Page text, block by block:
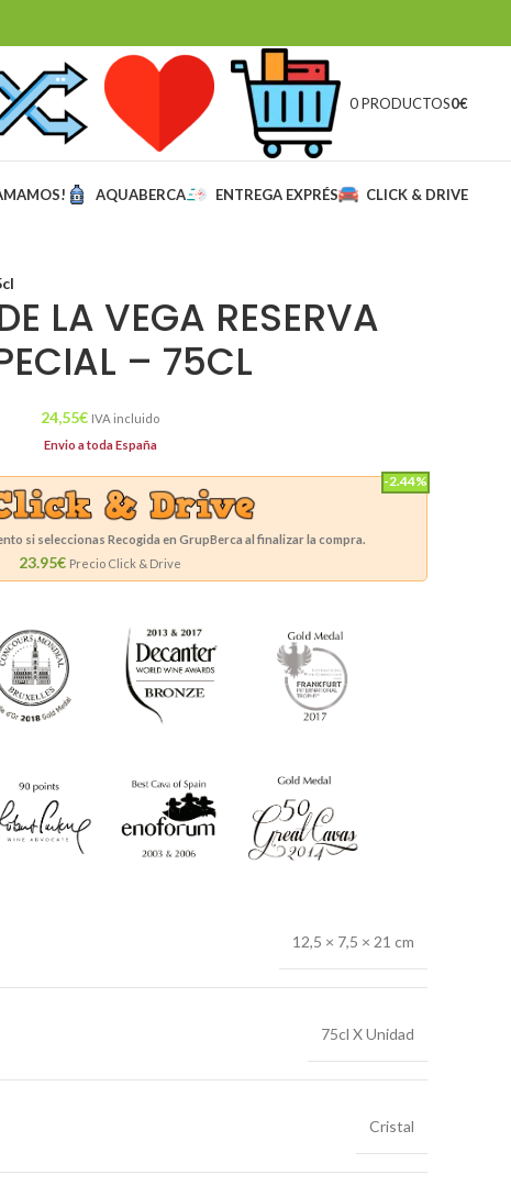
0 PRODUCTOS0€
AQUABERCA ENTREGA EXPRÉS CLICK & DRIVE
LA VEGA RESERVA
– 75CL
24,55€ IVA incluido
Envio a toda España
-2.44%
si seleccionas Recogida en GrupBerca al finalizar la compra.
23.95€ Precio Click & Drive
12,5 × 7,5 × 21 cm
75cl X Unidad
Cristal